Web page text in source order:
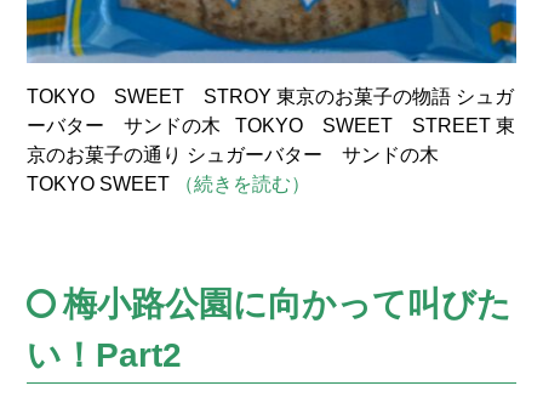
TOKYO SWEET STROY 東京のお菓子の物語 シュガ
ーバター サンドの木 TOKYO SWEET STREET 東
京のお菓子の通り シュガーバター サンドの木
TOKYO SWEET
（続きを読む）
梅小路公園に向かって叫びた
い！Part2